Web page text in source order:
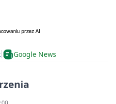
Google News